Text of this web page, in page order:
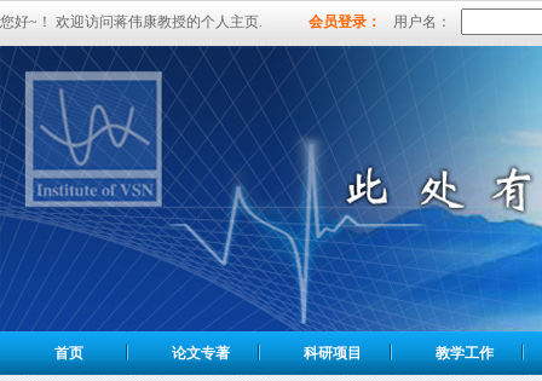
您好~！ 欢迎访问蒋伟康教授的个人主页. 会员登录： 用户名：
首页 论文专著 科研项目 教学工作